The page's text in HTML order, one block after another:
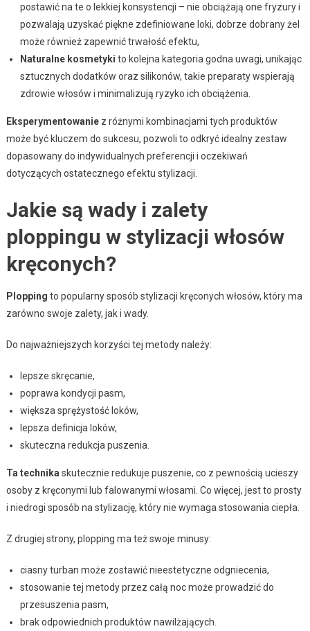
postawić na te o lekkiej konsystencji – nie obciążają one fryzury i
pozwalają uzyskać piękne zdefiniowane loki, dobrze dobrany żel
może również zapewnić trwałość efektu,
Naturalne kosmetyki to kolejna kategoria godna uwagi, unikając
sztucznych dodatków oraz silikonów, takie preparaty wspierają
zdrowie włosów i minimalizują ryzyko ich obciążenia.
Eksperymentowaniez różnymi kombinacjami tych produktów
może być kluczem do sukcesu, pozwoli to odkryć idealny zestaw
dopasowany do indywidualnych preferencji i oczekiwań
dotyczących ostatecznego efektu stylizacji.
Jakie są wady i zalety
ploppingu w stylizacji włosów
kręconych?
Plopping to popularny sposób stylizacji kręconych włosów, który ma
zarówno swoje zalety, jak i wady.
Do najważniejszych korzyści tej metody należy:
lepsze skręcanie,
poprawa kondycji pasm,
większa sprężystość loków,
lepsza definicja loków,
skuteczna redukcja puszenia.
Ta technika skutecznie redukuje puszenie, co z pewnością ucieszy
osoby z kręconymi lub falowanymi włosami. Co więcej, jest to prosty
i niedrogi sposób na stylizację, który nie wymaga stosowania ciepła.
Z drugiej strony, plopping ma też swoje minusy:
ciasny turban może zostawić nieestetyczne odgniecenia,
stosowanie tej metody przez całą noc może prowadzić do
przesuszenia pasm,
brak odpowiednich produktów nawilżających.